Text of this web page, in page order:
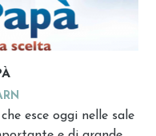
esce oggi nelle sale